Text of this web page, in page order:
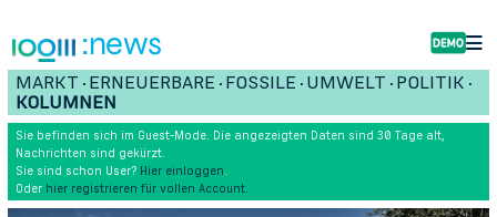
:news
MARKT • ERNEUERBARE • FOSSILE • UMWELT • POLITIK •
KOLUMNEN
Sie befinden sich im Guest-Mode. Die angezeigten Daten sind 30 Tage alt,
Nachrichten sind gekürzt.
Sie sind schon User? Hier einloggen
Oder hier registrieren für vollen Account.